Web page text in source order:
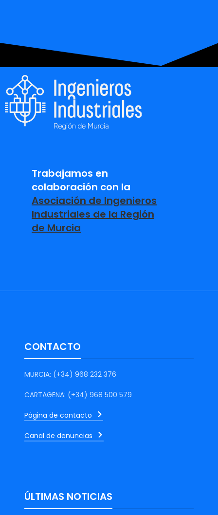
Trabajamos en
colaboración con la
Asociación de Ingenieros
Industriales de la Región
de Murcia
CONTACTO
MURCIA: (+34) 968 232 376
CARTAGENA: (+34) 968 500 579
Página de contacto
Canal de denuncias
ÚLTIMAS NOTICIAS